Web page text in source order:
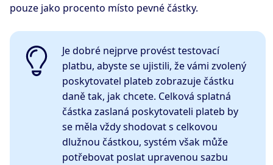
pouze jako procento místo pevné částky.
Je dobré nejprve provést testovací
platbu, abyste se ujistili, že vámi zvolený
poskytovatel plateb zobrazuje částku
daně tak, jak chcete. Celková splatná
částka zaslaná poskytovateli plateb by
se měla vždy shodovat s celkovou
dlužnou částkou, systém však může
potřebovat poslat upravenou sazbu